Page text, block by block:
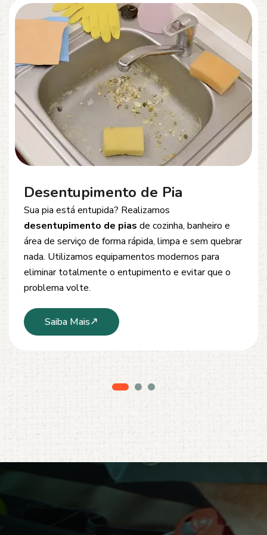
Desentupimento de Esgoto
Problemas comentupimento de esgoto
Oferecemos soluções rápidas e eficientes para
desobstrução de redes de esgoto, caixas de
inspeção e tubulações. Utilizamos equipamentos
modernos e técnicas seguras que garantem um
serviço limpo, ágil e sem danos à estrutura.
Saiba Mais